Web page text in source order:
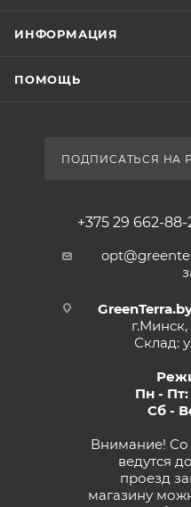
ИНФОРМАЦИЯ
ПОМОЩЬ
ПОДПИСАТЬСЯ НА
+375 29 662-88-
г.Минск,
Склад:
Пн - Пт:
Сб -
Внимание! Со
ведутся
проезд
магазину